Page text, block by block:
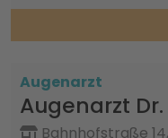
Augenarzt
Augenarzt
Bahnhofstraße